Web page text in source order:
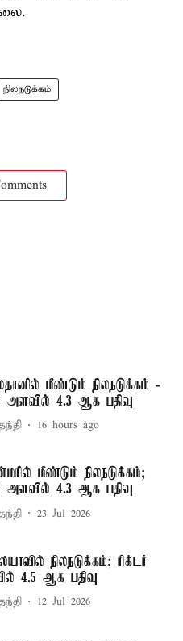
நிலநடுக்கம்
மீண்டும் நிலநடுக்கம் -
அளவில் 4.3 ஆக பதிவு
16 hours ago
மீண்டும் நிலநடுக்கம்;
அளவில் 4.3 ஆக பதிவு
23 Jul 2026
நிலநடுக்கம்; ரிக்டர்
4.5 ஆக பதிவு
12 Jul 2026